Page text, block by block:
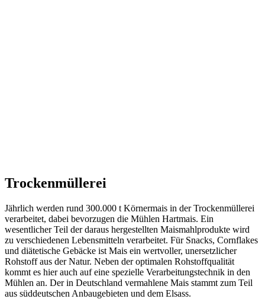
Trockenmüllerei
Jährlich werden rund 300.000 t Körnermais in der Trockenmüllerei
verarbeitet, dabei bevorzugen die Mühlen Hartmais. Ein
wesentlicher Teil der daraus hergestellten Maismahlprodukte wird
zu verschiedenen Lebensmitteln verarbeitet. Für Snacks, Cornflakes
und diätetische Gebäcke ist Mais ein wertvoller, unersetzlicher
Rohstoff aus der Natur. Neben der optimalen Rohstoffqualität
kommt es hier auch auf eine spezielle Verarbeitungstechnik in den
Mühlen an. Der in Deutschland vermahlene Mais stammt zum Teil
aus süddeutschen Anbaugebieten und dem Elsass.